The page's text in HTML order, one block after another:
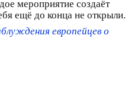
мероприятие создаёт
ещё до конца не открыли.
европейцев о